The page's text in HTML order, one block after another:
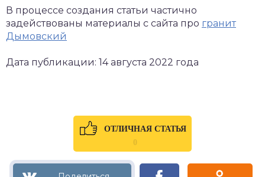
В процессе создания статьи частично
задействованы материалы с сайта про гранит
Дымовский
Дата публикации: 14 августа 2022 года
ОТЛИЧНАЯ СТАТЬЯ
0